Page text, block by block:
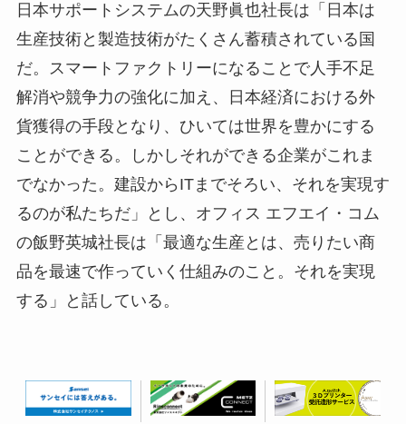
日本サポートシステムの天野眞也社長は「日本は
生産技術と製造技術がたくさん蓄積されている国
だ。スマートファクトリーになることで人手不足
解消や競争力の強化に加え、日本経済における外
貨獲得の手段となり、ひいては世界を豊かにする
ことができる。しかしそれができる企業がこれま
でなかった。建設からITまでそろい、それを実現す
るのが私たちだ」とし、オフィス エフエイ・コム
の飯野英城社長は「最適な生産とは、売りたい商
品を最速で作っていく仕組みのこと。それを実現
する」と話している。